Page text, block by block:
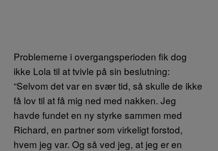
Problemerne i overgangsperioden fik dog
ikke Lola til at tvivle på sin beslutning:
“Selvom det var en svær tid, så skulle de ikke
få lov til at få mig ned med nakken. Jeg
havde fundet en ny styrke sammen med
Richard, en partner som virkeligt forstod,
hvem jeg var. Og så ved jeg, at jeg er en